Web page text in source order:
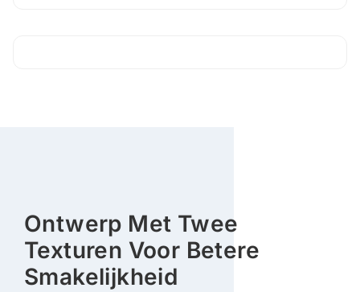
Ontwerp Met Twee
Texturen Voor Betere
Smakelijkheid